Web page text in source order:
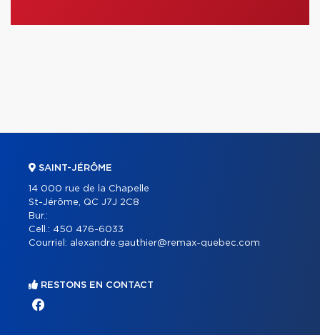
SAINT-JÉRÔME
14 000 rue de la Chapelle
St-Jérôme, QC J7J 2C8
Bur.:
Cell.: 450 476-6033
Courriel: alexandre.gauthier@remax-quebec.com
RESTONS EN CONTACT